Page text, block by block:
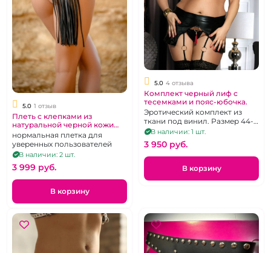
5.0 1 отзыв
Плеть с клепками из
натуральной черной кожи
"Lady's Arsenal" черная
нормальная плетка для
уверенных пользователей
В наличии: 2 шт.
3 999 pуб.
В корзину
5.0 4 отзыва
Комплект черный лиф с
тесемками и пояс-юбочка.
Эротический комплект из
ткани под винил. Размер 44-
48В наличии: 1 шт.
3 950 pуб.
В корзину